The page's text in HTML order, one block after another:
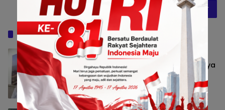
Baca Juga
Satpol PP Ungkap Dugaan Modus
Pencurian Kursi Fasum Pemkot Surabaya
Pakai Ambulans
Hukrim 7 Agustus 2026 21:21